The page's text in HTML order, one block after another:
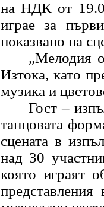
на НДК от
играе за
показвано на
„Мелодия
Изтока, като
музика и
Гост –
танцовата
сцената в
над 30
която играят